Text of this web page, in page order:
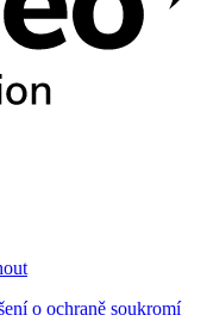
o ochraně soukromí